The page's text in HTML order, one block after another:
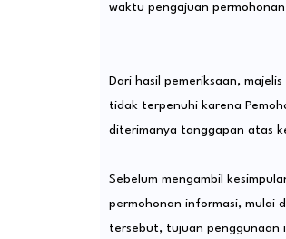
waktu pengajuan
Dari hasil pemeriksaan,
tidak terpenuhi karena
diterimanya tanggapan atas
Sebelum mengambil
permohonan informasi, mulai
tersebut, tujuan penggunaan